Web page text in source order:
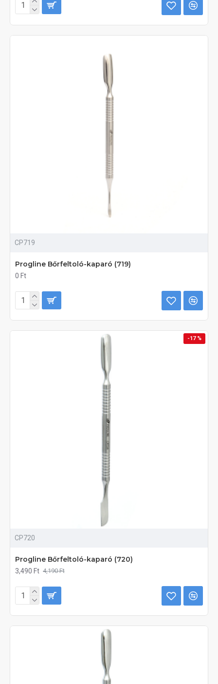
CP719
Progline Bőrfeltoló-kaparó (719)
0 Ft
-17 %
CP720
Progline Bőrfeltoló-kaparó (720)
3,490 Ft 4,190 Ft